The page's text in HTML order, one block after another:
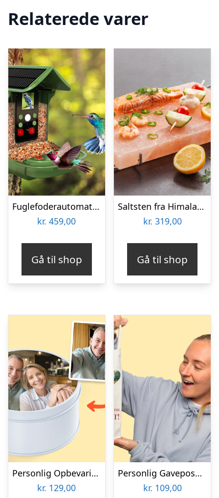
Relaterede varer
Fuglefoderautomat med Kamera Denver BFC-1200
kr. 459,00
Gå til shop
Saltsten fra Himalaya – KitchPro
kr. 319,00
Gå til shop
Personlig Opbevaringsboks i Metal med Billede – Rund
kr. 129,00
Personlig Gavepose til vin med Fotohjerte & Tekst
kr. 109,00